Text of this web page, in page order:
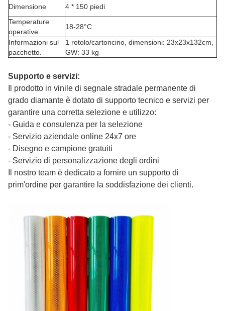
Dimensione
4 * 150 piedi
Temperature
operative.
18-28°C
Informazioni sul
pacchetto.
1 rotolo/cartoncino, dimensioni: 23x23x132cm,
GW: 33 kg
Supporto e servizi:
Il prodotto in vinile di segnale stradale permanente di
grado diamante è dotato di supporto tecnico e servizi per
garantire una corretta selezione e utilizzo:
- Guida e consulenza per la selezione
- Servizio aziendale online 24x7 ore
- Disegno e campione gratuiti
- Servizio di personalizzazione degli ordini
Il nostro team è dedicato a fornire un supporto di
prim'ordine per garantire la soddisfazione dei clienti.